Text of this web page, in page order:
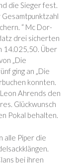
die Sieger fest.
“ Mc Dor-
drei sicherten
14.025,50. Über
„Die
ging an „Die
konnten.
Ahrends den
Glückwunsch
Pokal behalten.
alle Piper die
bei ihren